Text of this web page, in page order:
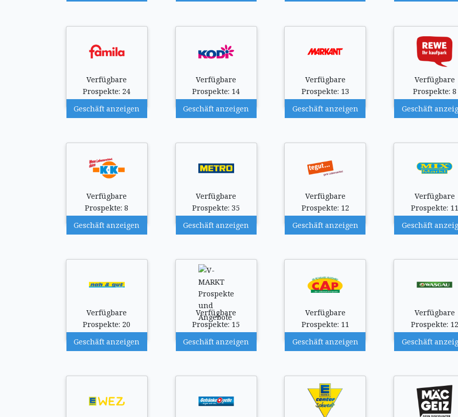
Verfügbare
Prospekte: 24
Geschäft anzeigen
Verfügbare
Prospekte: 14
Geschäft anzeigen
Verfügbare
Prospekte: 13
Geschäft anzeigen
Verfügbare
Prospekte: 8
Geschäft
Verfügbare
Prospekte: 8
Geschäft anzeigen
Verfügbare
Prospekte: 35
Geschäft anzeigen
Verfügbare
Prospekte: 12
Geschäft anzeigen
Verfügbare
Prospekte: 11
Geschäft
Verfügbare
Prospekte: 20
Geschäft anzeigen
Verfügbare
Prospekte: 15
Geschäft anzeigen
Verfügbare
Prospekte: 11
Geschäft anzeigen
Verfügbare
Prospekte: 12
Geschäft